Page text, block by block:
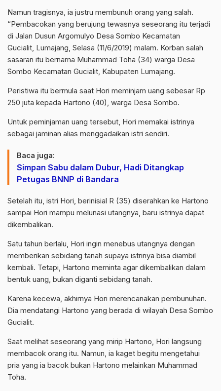
Namun tragisnya, ia justru membunuh orang yang salah.
“Pembacokan yang berujung tewasnya seseorang itu terjadi
di Jalan Dusun Argomulyo Desa Sombo Kecamatan
Gucialit, Lumajang, Selasa (11/6/2019) malam. Korban salah
sasaran itu bernama Muhammad Toha (34) warga Desa
Sombo Kecamatan Gucialit, Kabupaten Lumajang.
Peristiwa itu bermula saat Hori meminjam uang sebesar Rp
250 juta kepada Hartono (40), warga Desa Sombo.
Untuk peminjaman uang tersebut, Hori memakai istrinya
sebagai jaminan alias menggadaikan istri sendiri.
Baca juga:
Simpan Sabu dalam Dubur, Hadi Ditangkap
Petugas BNNP di Bandara
Setelah itu, istri Hori, berinisial R (35) diserahkan ke Hartono
sampai Hori mampu melunasi utangnya, baru istrinya dapat
dikembalikan.
Satu tahun berlalu, Hori ingin menebus utangnya dengan
memberikan sebidang tanah supaya istrinya bisa diambil
kembali. Tetapi, Hartono meminta agar dikembalikan dalam
bentuk uang, bukan diganti sebidang tanah.
Karena kecewa, akhirnya Hori merencanakan pembunuhan.
Dia mendatangi Hartono yang berada di wilayah Desa Sombo
Gucialit.
Saat melihat seseorang yang mirip Hartono, Hori langsung
membacok orang itu. Namun, ia kaget begitu mengetahui
pria yang ia bacok bukan Hartono melainkan Muhammad
Toha.